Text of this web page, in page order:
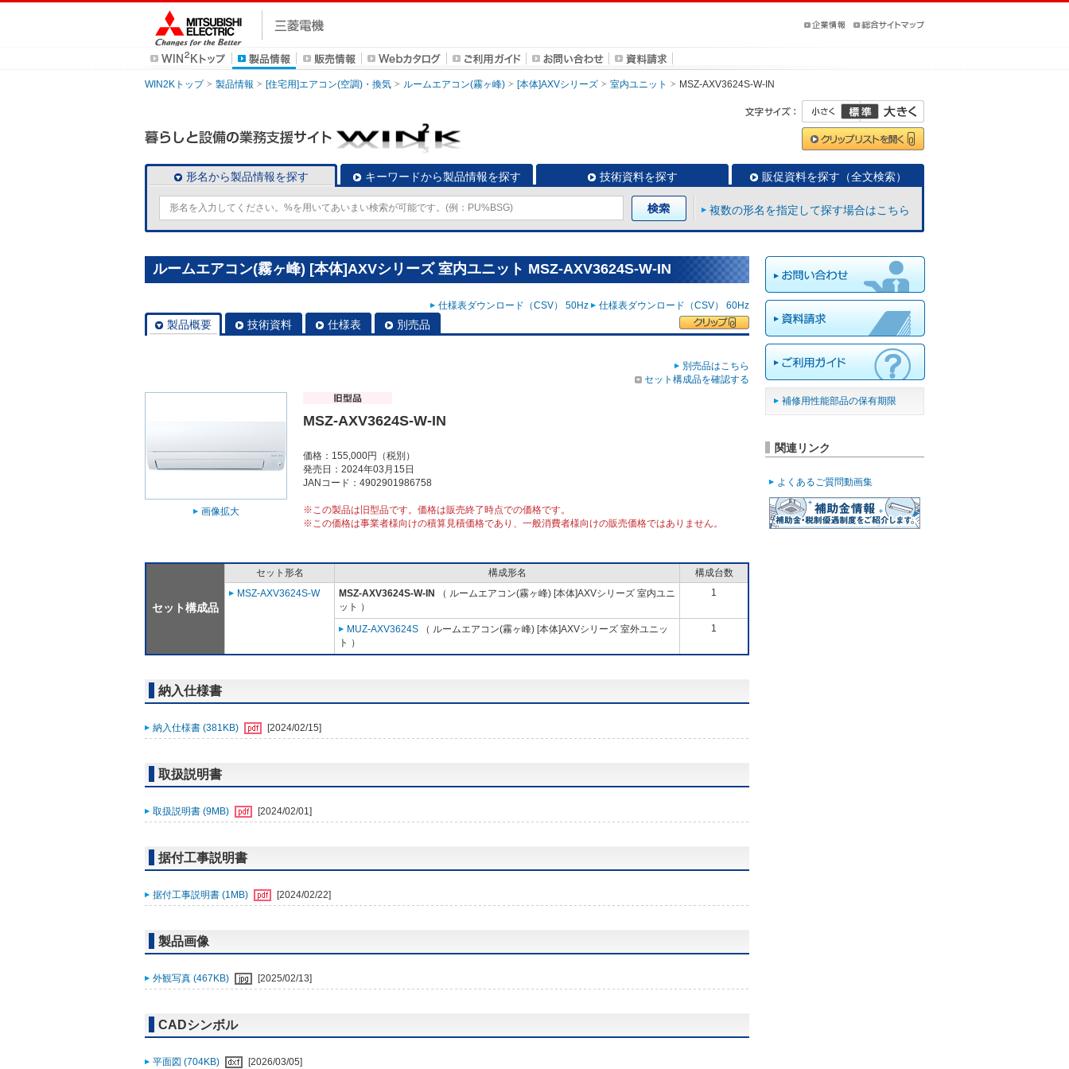
WIN2Kトップ 製品情報 [住宅用]エアコン(空調)・換気 ルームエアコン(霧ヶ峰) [本体]AXVシリーズ 室内ユニット MSZ-AXV3624S-W-IN
形名から製品情報を探す キーワードから製品情報を探す 技術資料を探す 販促資料を探す（全文検索）
複数の形名を指定して探す場合はこちら
ルームエアコン(霧ヶ峰) [本体]AXVシリーズ 室内ユニット MSZ-AXV3624S-W-IN
仕様表ダウンロード（CSV） 50Hz 仕様表ダウンロード（CSV） 60Hz
製品概要 技術資料 仕様表 別売品
別売品はこちら
セット構成品を確認する
画像拡大
MSZ-AXV3624S-W-IN
価格：155,000円（税別）
発売日：2024年03月15日
JANコード：4902901986758
※この製品は旧型品です。価格は販売終了時点での価格です。
※この価格は事業者様向けの積算見積価格であり、一般消費者様向けの販売価格ではありません。
セット構成品
セット形名 構成形名
構成台数
MSZ-AXV3624S-W
MSZ-AXV3624S-W-IN
（ ルームエアコン(霧ヶ峰) [本体]AXVシリーズ 室内ユニ
ット ）
1
MUZ-AXV3624S （ ルームエアコン(霧ヶ峰) [本体]AXVシリーズ 室外ユニッ
ト ）
1
納入仕様書
納入仕様書 (381KB) [2024/02/15]
取扱説明書
取扱説明書 (9MB) [2024/02/01]
据付工事説明書
据付工事説明書 (1MB) [2024/02/22]
製品画像
外観写真 (467KB) [2025/02/13]
CADシンボル
平面図 (704KB) [2026/03/05]
補修用性能部品の保有期限
関連リンク
よくあるご質問動画集